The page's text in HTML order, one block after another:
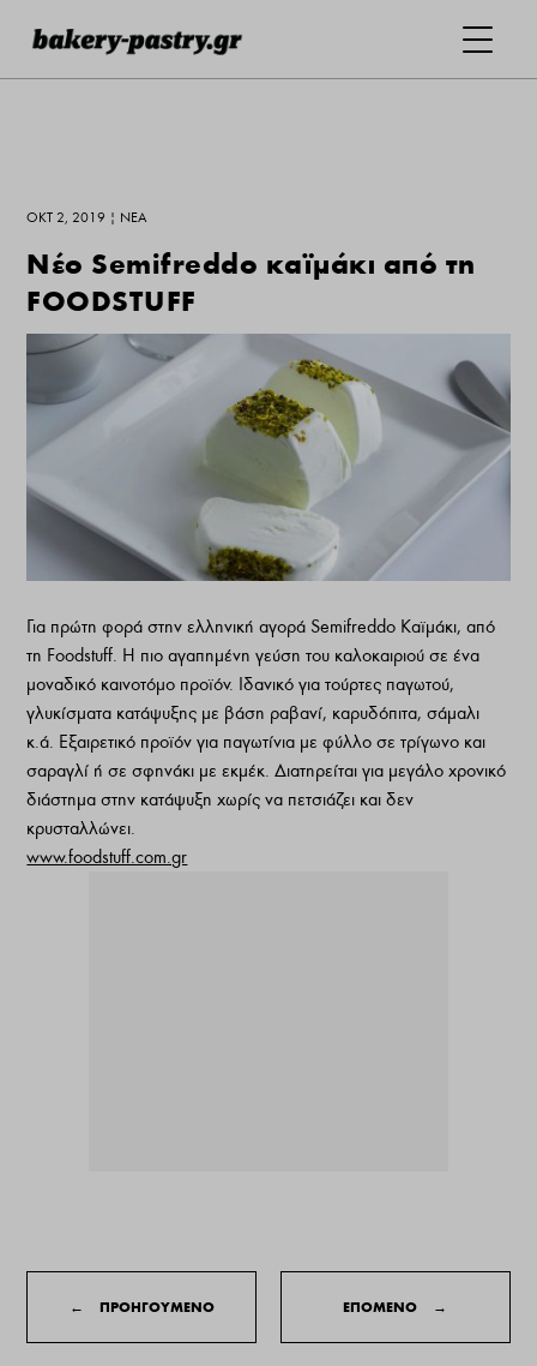
ΟΚΤ 2, 2019 | ΝΕΑ
Νέο Semifreddo καϊμάκι από τη
FOODSTUFF
Για πρώτη φορά στην ελληνική αγορά Semifreddo Καϊμάκι, από
τη Foodstuff. Η πιο αγαπημένη γεύση του καλοκαιριού σε ένα
μοναδικό καινοτόμο προϊόν. Ιδανικό για τούρτες παγωτού,
γλυκίσματα κατάψυξης με βάση ραβανί, καρυδόπιτα, σάμαλι
κ.ά. Εξαιρετικό προϊόν για παγωτίνια με φύλλο σε τρίγωνο και
σαραγλί ή σε σφηνάκι με εκμέκ. Διατηρείται για μεγάλο χρονικό
διάστημα στην κατάψυξη χωρίς να πετσιάζει και δεν
κρυσταλλώνει.
www.foodstuff.com.gr
← ΠΡΟΗΓΟΥΜΕΝΟ ΕΠΟΜΕΝΟ →